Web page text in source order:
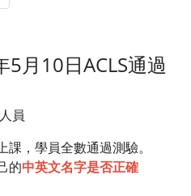
5月10日ACLS通過
員
，學員全數通過測驗。
的中英文名字是否正確